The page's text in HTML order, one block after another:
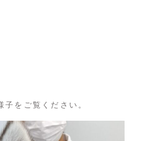
子をご覧ください。